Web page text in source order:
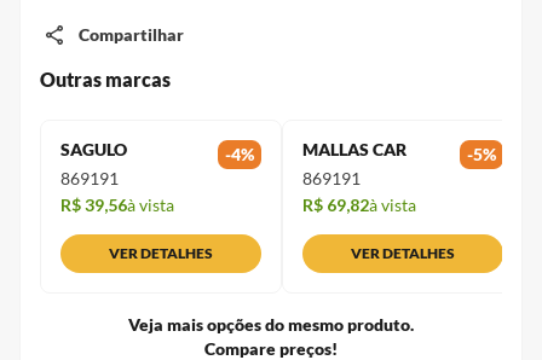
Compartilhar
Outras marcas
SAGULO -4%
869191
R$ 39,56à vista
VER DETALHES
MALLAS CAR -5%
869191
R$ 69,82à vista
VER DETALHES
Veja mais opções do mesmo produto.
Compare preços!